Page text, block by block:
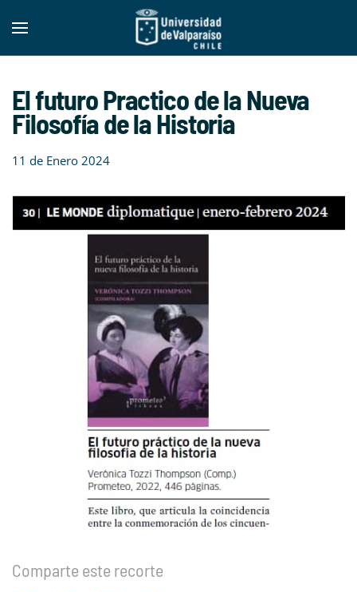
Skip to main content
El futuro Practico de la Nueva
Filosofía de la Historia
11 de Enero 2024
Comparte este recorte